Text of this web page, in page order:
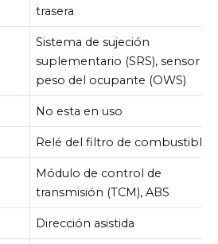
trasera
Sistema de sujeción
suplementario (SRS), sensor de
peso del ocupante (OWS)
No esta en uso
Relé del filtro de combustible
Módulo de control de
transmisión (TCM), ABS
Dirección asistida